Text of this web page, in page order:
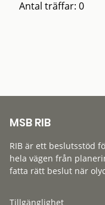
Antal träffar: 0
MSB RIB
RIB är ett beslutsstöd
hela vägen från
fatta rätt beslut när
Tillgänglighet